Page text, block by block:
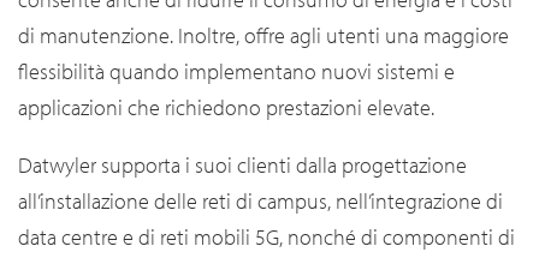
di manutenzione. Inoltre, offre agli utenti una maggiore
flessibilità quando implementano nuovi sistemi e
applicazioni che richiedono prestazioni elevate.
Datwyler supporta i suoi clienti dalla progettazione
all’installazione delle reti di campus, nell’integrazione di
data centre e di reti mobili 5G, nonché di componenti di